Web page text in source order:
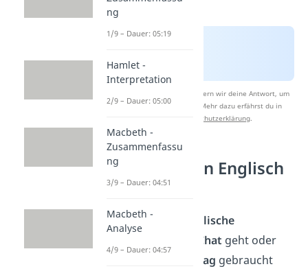
Nach Beantwortung speichern wir deine Antwort, um
Studyflix zu verbessern. Mehr dazu erfährst du in
Datenschutzerklärung.
Abkürzungen Englisch
— Tabelle
Ob es nun um
englische
Chat geht oder
Alltag gebraucht
ng
1/9 – Dauer: 05:19
Hamlet -
Interpretation
2/9 – Dauer: 05:00
Macbeth -
Zusammenfassu
ng
3/9 – Dauer: 04:51
Macbeth -
Analyse
4/9 – Dauer: 04:57